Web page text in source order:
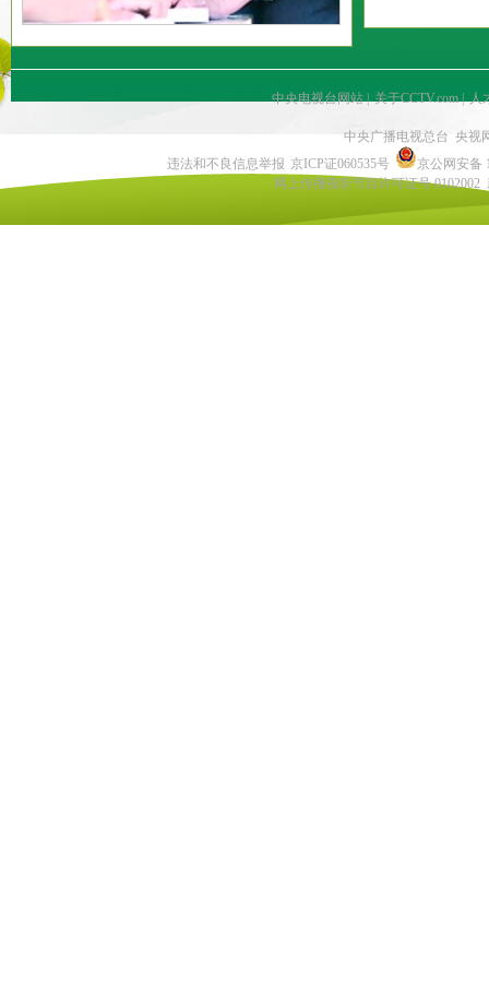
中央电视台网站 | 关于CCTV.com | 人
中央广播电视总台 央视
违法和不良信息举报 京ICP证060535号
京公网安备
网上传播视听节目许可证号 0102002